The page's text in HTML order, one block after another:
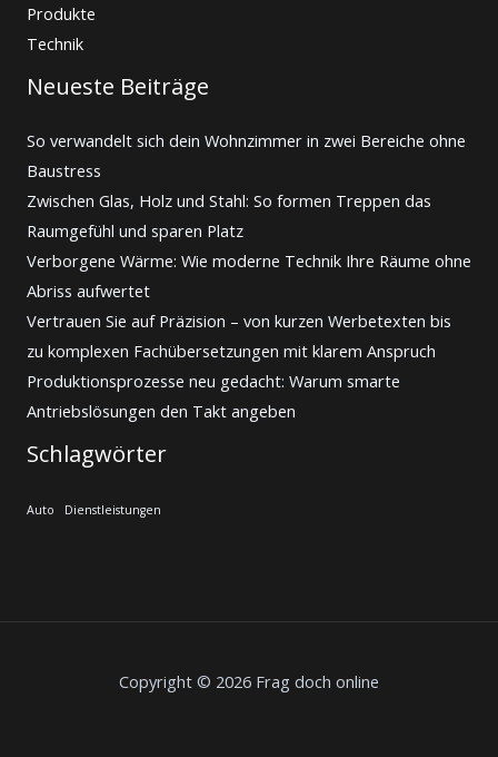
Produkte
Technik
Neueste Beiträge
So verwandelt sich dein Wohnzimmer in zwei Bereiche ohne
Baustress
Zwischen Glas, Holz und Stahl: So formen Treppen das
Raumgefühl und sparen Platz
Verborgene Wärme: Wie moderne Technik Ihre Räume ohne
Abriss aufwertet
Vertrauen Sie auf Präzision – von kurzen Werbetexten bis
zu komplexen Fachübersetzungen mit klarem Anspruch
Produktionsprozesse neu gedacht: Warum smarte
Antriebslösungen den Takt angeben
Schlagwörter
Auto Dienstleistungen
Copyright © 2026 Frag doch online